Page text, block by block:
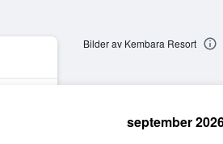
Bilder av Kembara Resort
september